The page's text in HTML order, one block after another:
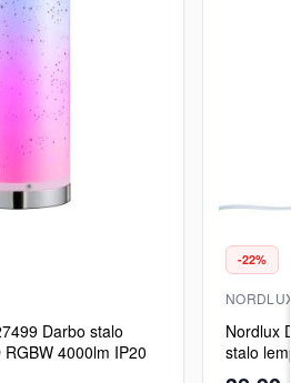
Darbo stalo
4000lm IP20
-22%
NORDLUX
Nordlux
stalo